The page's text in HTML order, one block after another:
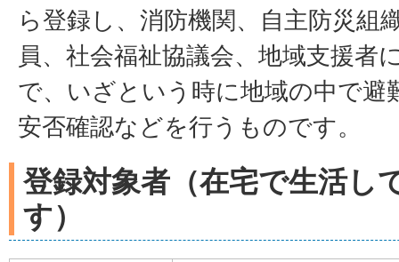
ら登録し、消防機関、自主防災組
員、社会福祉協議会、地域支援者
で、いざという時に地域の中で避
安否確認などを行うものです。
登録対象者（在宅で生活し
す）